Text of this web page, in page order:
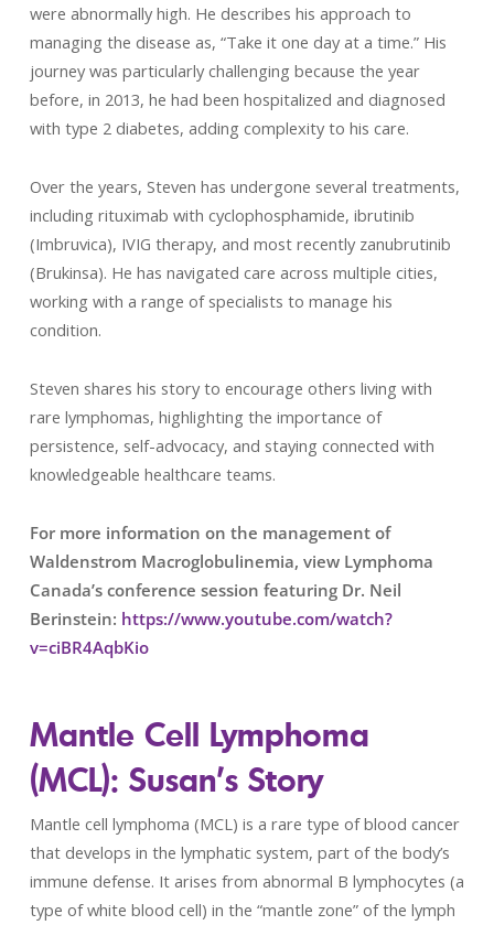
were abnormally high. He describes his approach to
managing the disease as, “Take it one day at a time.” His
journey was particularly challenging because the year
before, in 2013, he had been hospitalized and diagnosed
with type 2 diabetes, adding complexity to his care.
Over the years, Steven has undergone several treatments,
including rituximab with cyclophosphamide, ibrutinib
(Imbruvica), IVIG therapy, and most recently zanubrutinib
(Brukinsa). He has navigated care across multiple cities,
working with a range of specialists to manage his
condition.
Steven shares his story to encourage others living with
rare lymphomas, highlighting the importance of
persistence, self-advocacy, and staying connected with
knowledgeable healthcare teams.
For more information on the management of
Waldenstrom Macroglobulinemia, view Lymphoma
Canada’s conference session featuring Dr. Neil
Berinstein: https://www.youtube.com/watch?
v=ciBR4AqbKio
Mantle Cell Lymphoma
(MCL): Susan’s Story
Mantle cell lymphoma (MCL) is a rare type of blood cancer
that develops in the lymphatic system, part of the body’s
immune defense. It arises from abnormal B lymphocytes (a
type of white blood cell) in the “mantle zone” of the lymph